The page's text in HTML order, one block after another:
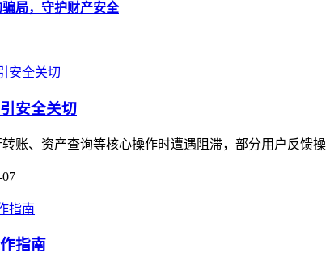
局，守护财产安全
安全关切
账、资产查询等核心操作时遭遇阻滞，部分用户反馈
07
指南